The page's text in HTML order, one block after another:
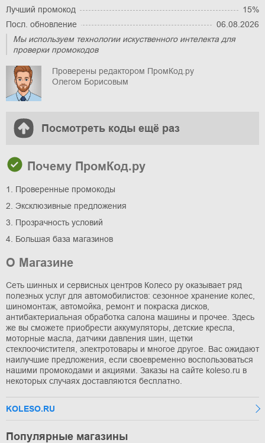
Лучший промокод
15%
Посл. обновление
06.08.2026
Мы используем технологии искуственного интелекта для
проверки промокодов
Проверены редактором ПромКод.ру
Олегом Борисовым
Посмотреть коды ещё раз
Почему ПромКод.ру
1. Проверенные промокоды
2. Эксклюзивные предложения
3. Прозрачность условий
4. Большая база магазинов
О Магазине
Сеть шинных и сервисных центров Колесо ру оказывает ряд
полезных услуг для автомобилистов: сезонное хранение колес,
шиномонтаж, автомойка, ремонт и покраска дисков,
антибактериальная обработка салона машины и прочее. Здесь
же вы сможете приобрести аккумуляторы, детские кресла,
моторные масла, датчики давления шин, щетки
стеклоочистителя, электротовары и многое другое. Вас ожидают
наилучшие предложения, если своевременно воспользоваться
нашими промокодами и акциями. Заказы на сайте koleso.ru в
некоторых случаях доставляются бесплатно.
KOLESO.RU
Популярные магазины